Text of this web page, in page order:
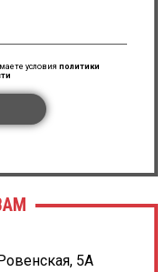
условия политики
5А